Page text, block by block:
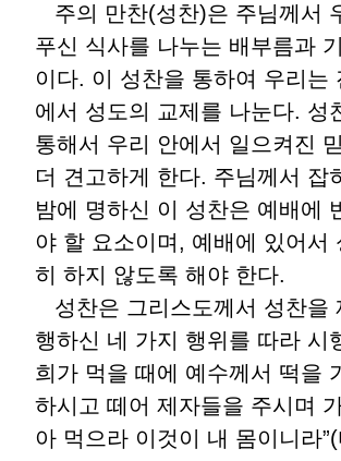
주의 만찬(성찬)은 주님께서
푸신 식사를 나누는 배부름과
이다. 이 성찬을 통하여 우리는
에서 성도의 교제를 나눈다. 성
통해서 우리 안에서 일으켜진
더 견고하게 한다. 주님께서 잡
밤에 명하신 이 성찬은 예배에
야 할 요소이며, 예배에 있어서
히 하지 않도록 해야 한다.
성찬은 그리스도께서 성찬을
행하신 네 가지 행위를 따라 시
희가 먹을 때에 예수께서 떡을
하시고 떼어 제자들을 주시며
아 먹으라 이것이 내 몸이니라